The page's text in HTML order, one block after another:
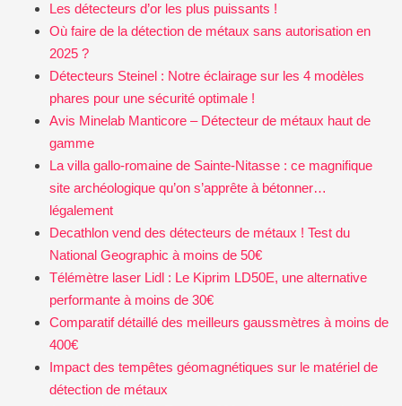
Les détecteurs d’or les plus puissants !
Où faire de la détection de métaux sans autorisation en
2025 ?
Détecteurs Steinel : Notre éclairage sur les 4 modèles
phares pour une sécurité optimale !
Avis Minelab Manticore – Détecteur de métaux haut de
gamme
La villa gallo-romaine de Sainte-Nitasse : ce magnifique
site archéologique qu’on s’apprête à bétonner…
légalement
Decathlon vend des détecteurs de métaux ! Test du
National Geographic à moins de 50€
Télémètre laser Lidl : Le Kiprim LD50E, une alternative
performante à moins de 30€
Comparatif détaillé des meilleurs gaussmètres à moins de
400€
Impact des tempêtes géomagnétiques sur le matériel de
détection de métaux